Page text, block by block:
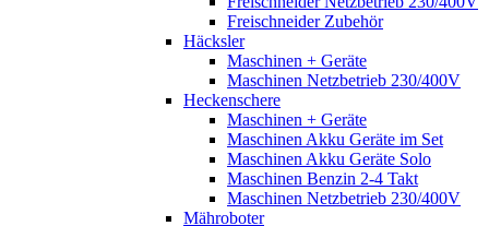
Freischneider Zubehör
Häcksler
Maschinen + Geräte
Maschinen Netzbetrieb 230/400V
Heckenschere
Maschinen + Geräte
Maschinen Akku Geräte im Set
Maschinen Akku Geräte Solo
Maschinen Benzin 2-4 Takt
Maschinen Netzbetrieb 230/400V
Mähroboter